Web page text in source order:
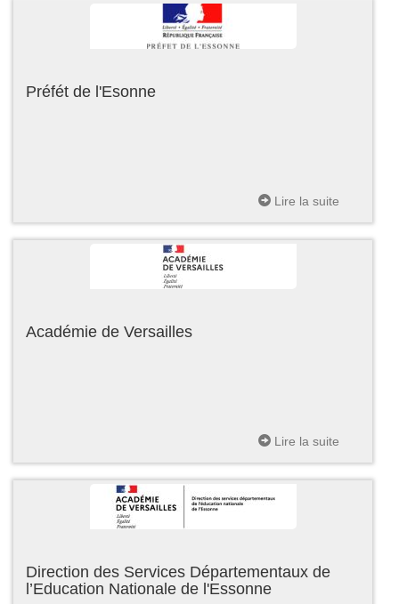
Préfét de l'Esonne
Lire la suite
Académie de Versailles
Lire la suite
Direction des Services Départementaux de
l’Education Nationale de l'Essonne